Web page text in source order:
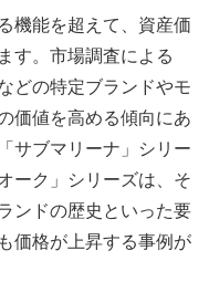
機能を超えて、資産価
す。市場調査による
どの特定ブランドやモ
価値を高める傾向にあ
サブマリーナ」シリー
ーク」シリーズは、そ
ンドの歴史といった要
価格が上昇する事例が